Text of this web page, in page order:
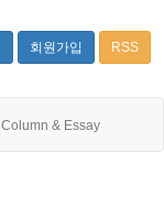
회원가입 RSS
Column & Essay